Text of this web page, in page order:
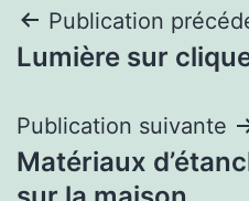
Navigation
de
l’article
Publication
Lumière sur
Publication suivante
Matériaux